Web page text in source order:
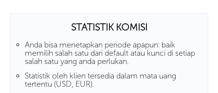
STATISTIK KOMISI
Anda bisa menetapkan periode apapun: baik
memilih salah satu dari default atau kunci di setiap
salah satu yang anda perlukan.
Statistik oleh klien tersedia dalam mata uang
tertentu (USD, EUR).